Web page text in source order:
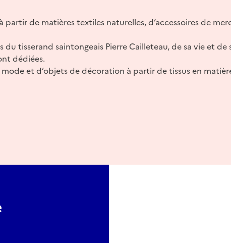
partir de matières textiles naturelles, d’accessoires de
du tisserand saintongeais Pierre Cailleteau, de sa vie et
dédiées.
mode et d’objets de décoration à partir de tissus en